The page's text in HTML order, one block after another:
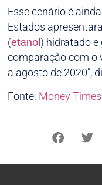
Esse cenário é
Estados
(etanol) hidratado e
comparação com o
a agosto de 2020″,
Fonte: Money Times